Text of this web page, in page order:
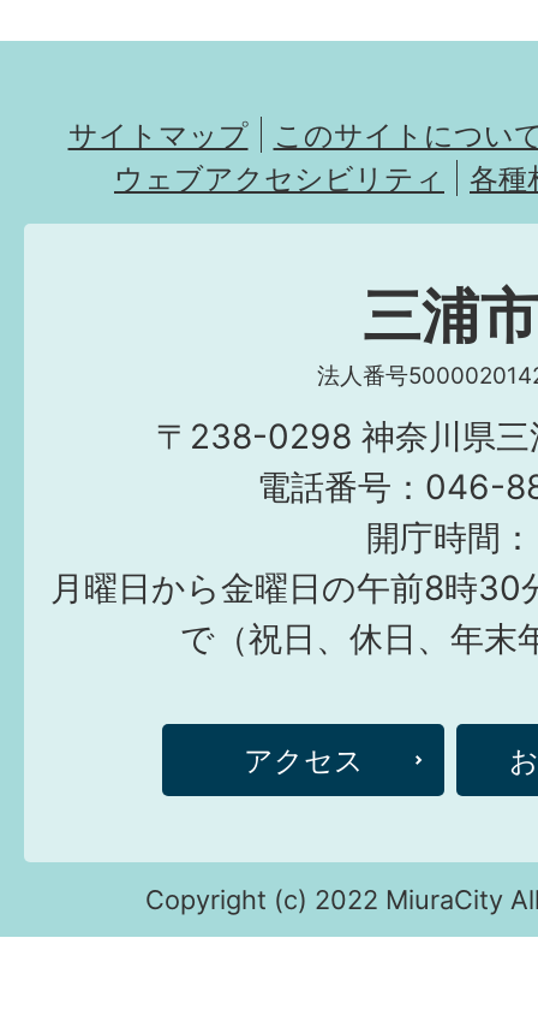
サイトマップ
このサイトについ
ウェブアクセシビリティ
各種
三浦市
法人番号
〒238-0298 神奈川県三
電話番号：046-
開庁時間：
月曜日から金曜日の午前8時30
で（祝日、休日、年末
アクセス
Copyright (c) 2022 MiuraCity